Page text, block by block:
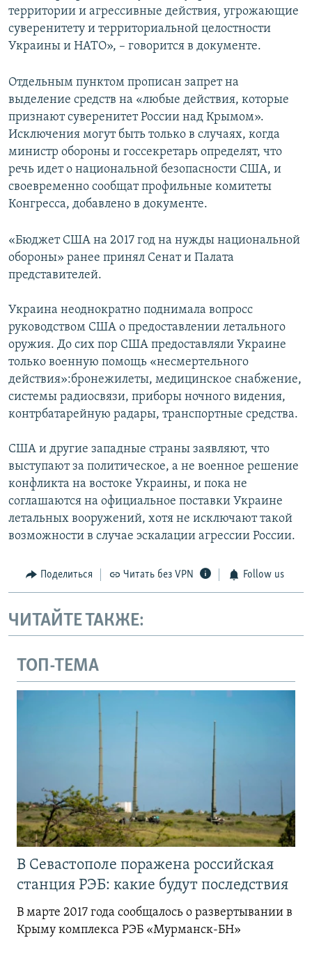
территории и агрессивные действия, угрожающие
суверенитету и территориальной целостности
Украины и НАТО», – говорится в документе.
Отдельным пунктом прописан запрет на
выделение средств на «любые действия, которые
признают суверенитет России над Крымом».
Исключения могут быть только в случаях, когда
министр обороны и госсекретарь определят, что
речь идет о национальной безопасности США, и
своевременно сообщат профильные комитеты
Конгресса, добавлено в документе.
«Бюджет США на 2017 год на нужды национальной
обороны» ранее принял Сенат и Палата
представителей.
Украина неоднократно поднимала вопросс
руководством США о предоставлении летального
оружия. До сих пор США предоставляли Украине
только военную помощь «несмертельного
действия»:бронежилеты, медицинское снабжение,
системы радиосвязи, приборы ночного видения,
контрбатарейную радары, транспортные средства.
США и другие западные страны заявляют, что
выступают за политическое, а не военное решение
конфликта на востоке Украины, и пока не
соглашаются на официальное поставки Украине
летальных вооружений, хотя не исключают такой
возможности в случае эскалации агрессии России.
Поделиться Читать без VPN Follow us
ЧИТАЙТЕ ТАКЖЕ:
ТОП-ТЕМА
В Севастополе поражена российская
станция РЭБ: какие будут последствия
В марте 2017 года сообщалось о развертывании в
Крыму комплекса РЭБ «Мурманск-БН»